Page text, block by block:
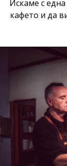
Искаме с
кафето и да